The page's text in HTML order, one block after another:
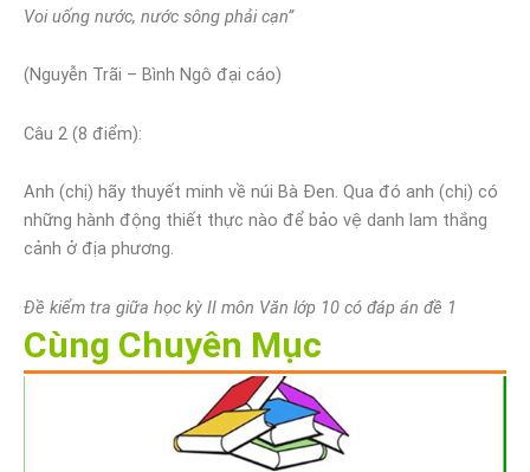
Voi uống nước, nước sông phải cạn”
(Nguyễn Trãi – Bình Ngô đại cáo)
Câu 2 (8 điểm):
Anh (chị) hãy thuyết minh về núi Bà Đen. Qua đó anh (chị) có
những hành động thiết thực nào để bảo vệ danh lam thắng
cảnh ở địa phương.
Đề kiểm tra giữa học kỳ II môn Văn lớp 10 có đáp án đề 1
Cùng Chuyên Mục